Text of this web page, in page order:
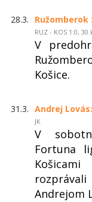
28.3.
RUZ - KOS 1:0,
V
Košice.
31.3. Andrej
JK
V
Fortuna
Andrejom